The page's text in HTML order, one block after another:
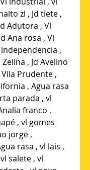
zl , Jd tiete ,
Adutora , Vl
Ana rosa , Vl
,
, Jd Avelino
Prudente ,
, Agua rasa
parada , vl
franco ,
, vl gomes
jorge ,
rasa , vl lais ,
salete , vl